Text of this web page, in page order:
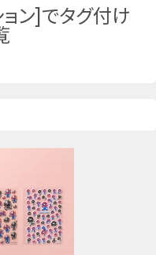
ン]でタグ付け